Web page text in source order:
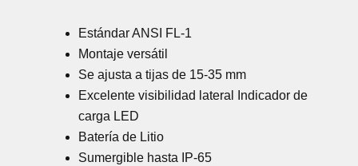
Estándar ANSI FL-1
Montaje versátil
Se ajusta a tijas de 15-35 mm
Excelente visibilidad lateral Indicador de
carga LED
Batería de Litio
Sumergible hasta IP-65